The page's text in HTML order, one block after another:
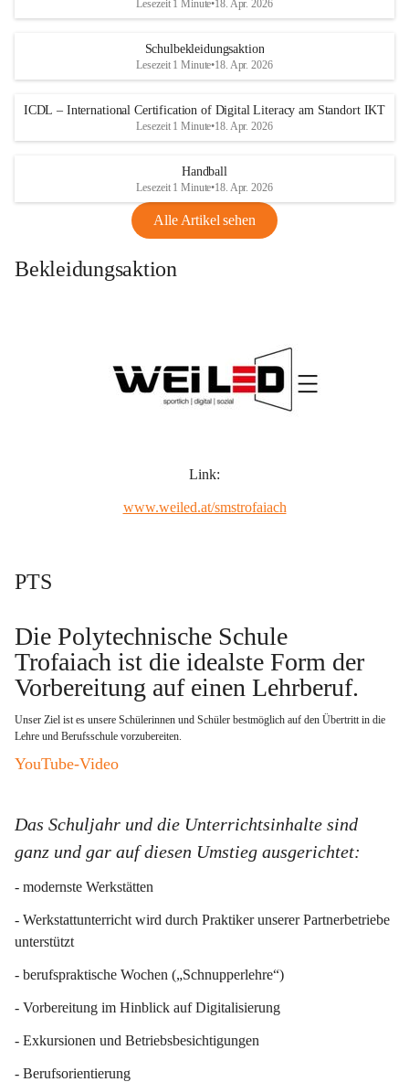
Lesezeit 1 Minute•18. Apr. 2026
Schulbekleidungsaktion
Lesezeit 1 Minute•18. Apr. 2026
ICDL – International Certification of Digital Literacy am Standort IKT
Lesezeit 1 Minute•18. Apr. 2026
Handball
Lesezeit 1 Minute•18. Apr. 2026
Alle Artikel sehen
Bekleidungsaktion
Link:
www.weiled.at/smstrofaiach
PTS
Die Polytechnische Schule
Trofaiach ist die idealste Form der
Vorbereitung auf einen Lehrberuf.
Unser Ziel ist es unsere Schülerinnen und Schüler bestmöglich auf den Übertritt in die
Lehre und Berufsschule vorzubereiten.
YouTube-Video
Das Schuljahr und die Unterrichtsinhalte sind
ganz und gar auf diesen Umstieg ausgerichtet:
- modernste Werkstätten
- Werkstattunterricht wird durch Praktiker unserer Partnerbetriebe
unterstützt
- berufspraktische Wochen („Schnupperlehre“)
- Vorbereitung im Hinblick auf Digitalisierung
- Exkursionen und Betriebsbesichtigungen
- Berufsorientierung